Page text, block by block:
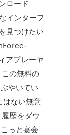
ロード
インターフ
見つけたい
アプレーヤ
の無料の
やいてい
はない無意
歴をダウ
っと宴会